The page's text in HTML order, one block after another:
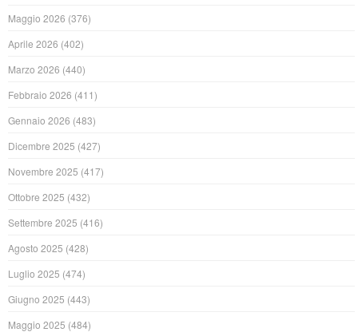
Maggio 2026 (376)
Aprile 2026 (402)
Marzo 2026 (440)
Febbraio 2026 (411)
Gennaio 2026 (483)
Dicembre 2025 (427)
Novembre 2025 (417)
Ottobre 2025 (432)
Settembre 2025 (416)
Agosto 2025 (428)
Luglio 2025 (474)
Giugno 2025 (443)
Maggio 2025 (484)